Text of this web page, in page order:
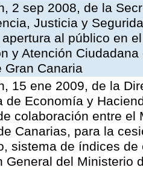
2 sep 2008, de la
Justicia y
al público en
y Atención
Gran Canaria
15 ene 2009, de la
de Economía y
colaboración entre
Canarias, para la
sistema de índices
General del Ministerio